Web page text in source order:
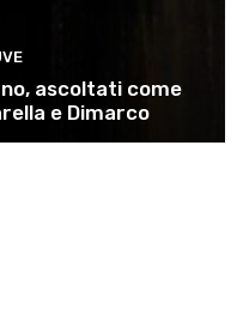
ascoltati come
e Dimarco